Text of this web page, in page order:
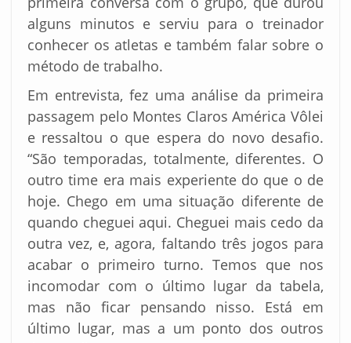
alguns minutos e serviu para o treinador
conhecer os atletas e também falar sobre o
método de trabalho.
Em entrevista, fez uma análise da primeira
passagem pelo Montes Claros América Vôlei
e ressaltou o que espera do novo desafio.
“São temporadas, totalmente, diferentes. O
outro time era mais experiente do que o de
hoje. Chego em uma situação diferente de
quando cheguei aqui. Cheguei mais cedo da
outra vez, e, agora, faltando três jogos para
acabar o primeiro turno. Temos que nos
incomodar com o último lugar da tabela,
mas não ficar pensando nisso. Está em
último lugar, mas a um ponto dos outros